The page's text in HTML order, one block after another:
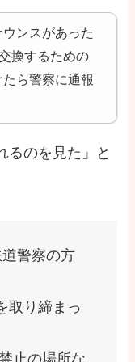
ンスがあった
換するための
ら警察に通報
るのを見た」と
警察の方
取り締まっ
止の場所な